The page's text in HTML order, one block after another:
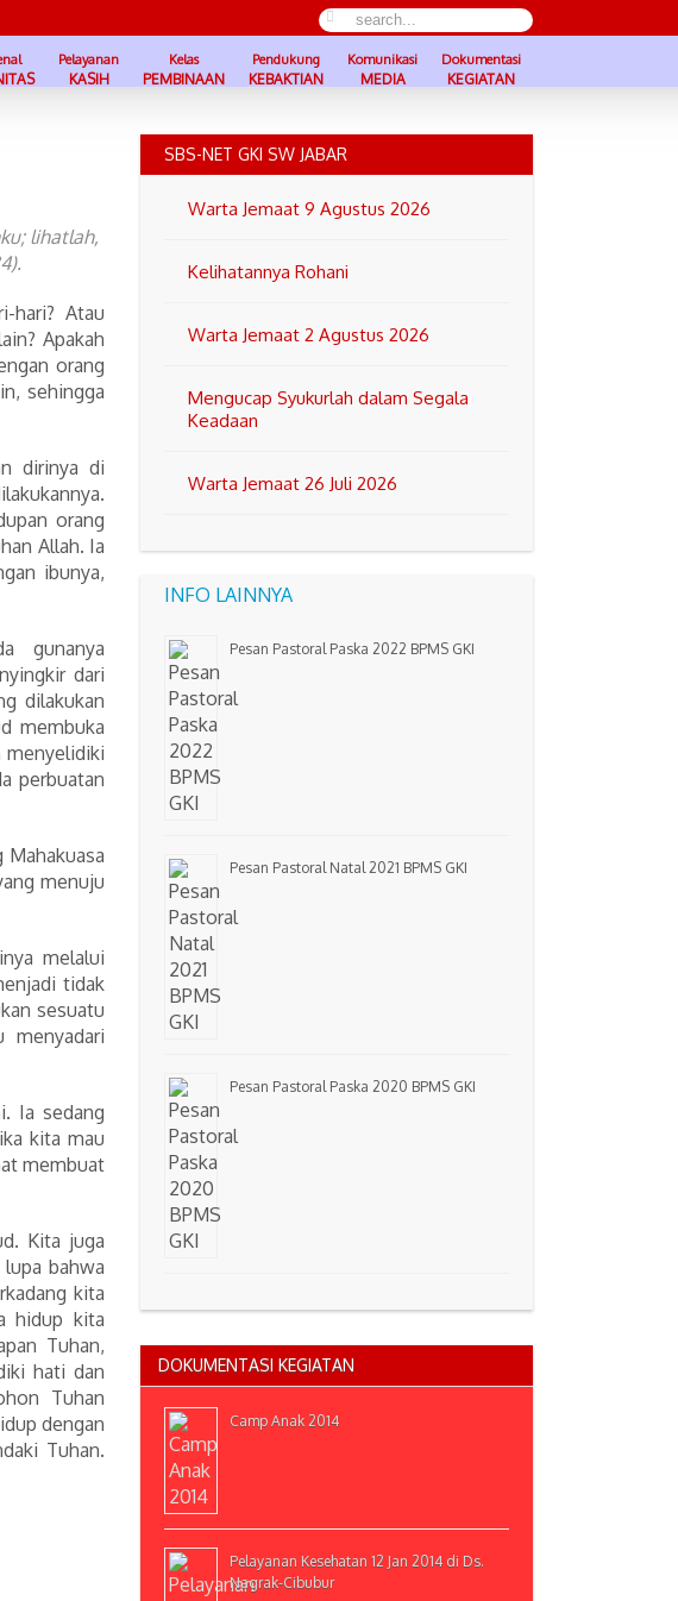
Pelayanan
KASIH
Kelas
PEMBINAAN
Pendukung
KEBAKTIAN
Komunikasi
MEDIA
Dokumentasi
KEGIATAN
lihatlah,
hari? Atau
Apakah
orang
sehingga
dirinya di
orang
Allah. Ia
ibunya,
gunanya
dari
dilakukan
membuka
menyelidiki
perbuatan
menuju
melalui
tidak
sesuatu
menyadari
Ia sedang
kita mau
membuat
Kita juga
bahwa
kita
hidup kita
Tuhan,
hati dan
Tuhan
dengan
Tuhan.
SBS-NET GKI SW JABAR
Warta Jemaat 9 Agustus 2026
Kelihatannya Rohani
Warta Jemaat 2 Agustus 2026
Mengucap Syukurlah dalam Segala
Keadaan
Warta Jemaat 26 Juli 2026
INFO LAINNYA
Pesan Pastoral Paska 2022 BPMS GKI
Pesan Pastoral Natal 2021 BPMS GKI
Pesan Pastoral Paska 2020 BPMS GKI
DOKUMENTASI KEGIATAN
Camp Anak 2014
Pelayanan Kesehatan 12 Jan 2014 di Ds.
Nagrak-Cibubur